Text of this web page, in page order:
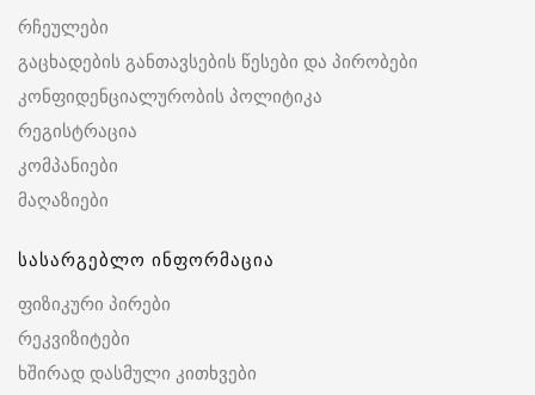
რჩეულები
გაცხადების განთავსების წესები და პირობები
კონფიდენციალურობის პოლიტიკა
რეგისტრაცია
კომპანიები
მაღაზიები
სასარგებლო ინფორმაცია
ფიზიკური პირები
რეკვიზიტები
ხშირად დასმული კითხვები